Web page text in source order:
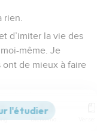
rien.
d’imiter la vie des
même. Je
ont de mieux à faire